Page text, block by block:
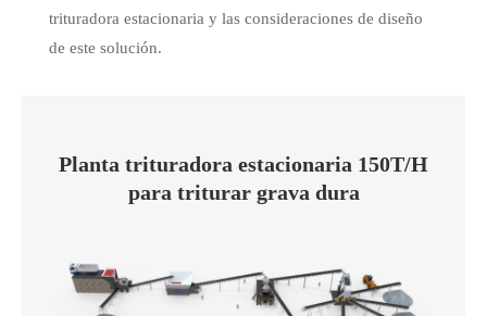
trituradora estacionaria y las consideraciones de diseño
de este solución.
Planta trituradora estacionaria 150T/H
para triturar grava dura